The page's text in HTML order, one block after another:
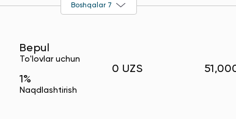
Boshqalar 7
Bepul
To'lovlar uchun
1%
Naqdlashtirish
0 UZS